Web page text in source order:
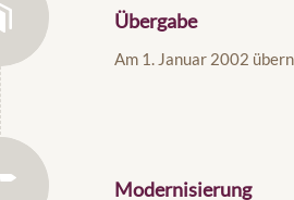
Übergabe
Am 1. Januar 2002
Modernisierung